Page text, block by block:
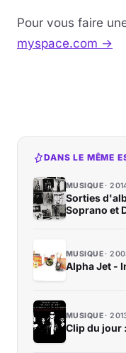
Pour vous faire
myspace.com →
DANS LE MÊME
MUSIQUE
Sorties
Soprano et
MUSIQUE
Alpha Jet -
MUSIQUE
Clip du jour